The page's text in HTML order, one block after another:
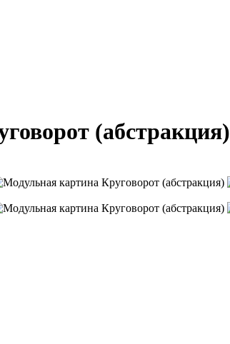
(абстракция)